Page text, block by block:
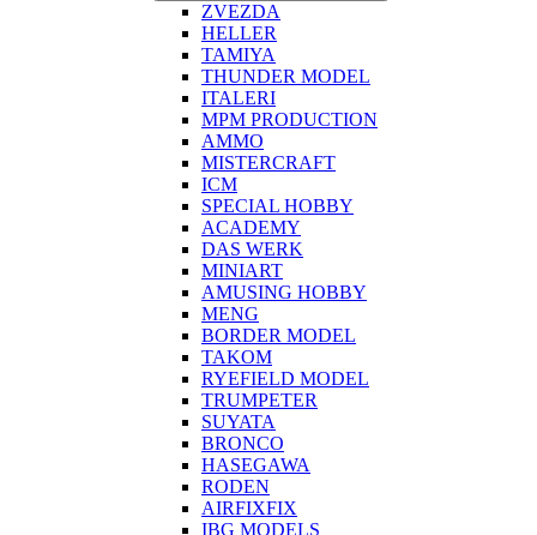
ZVEZDA
HELLER
TAMIYA
THUNDER MODEL
ITALERI
MPM PRODUCTION
AMMO
MISTERCRAFT
ICM
SPECIAL HOBBY
ACADEMY
DAS WERK
MINIART
AMUSING HOBBY
MENG
BORDER MODEL
TAKOM
RYEFIELD MODEL
TRUMPETER
SUYATA
BRONCO
HASEGAWA
RODEN
AIRFIXFIX
IBG MODELS